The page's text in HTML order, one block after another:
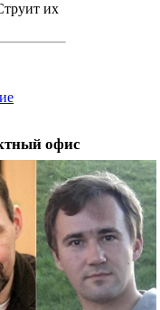
их
офис